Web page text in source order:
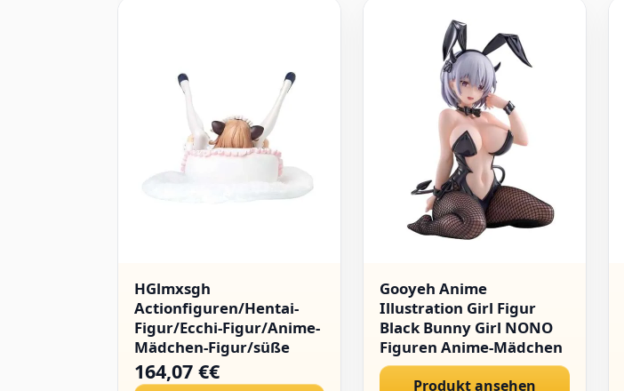
HGlmxsgh
Actionfiguren/Hentai-
Figur/Ecchi-Figur/Anime-
Mädchen-Figur/süße
Puppe/Spielzeugfigur/Cartoon-
Sammlung/abnehmbare
164,07 €€
Gooyeh Anime
Illustration Girl Figur
Black Bunny Girl NONO
Figuren Anime-Mädchen
Manga Character Model
Statue Kniendes Desktop
Produkt ansehen